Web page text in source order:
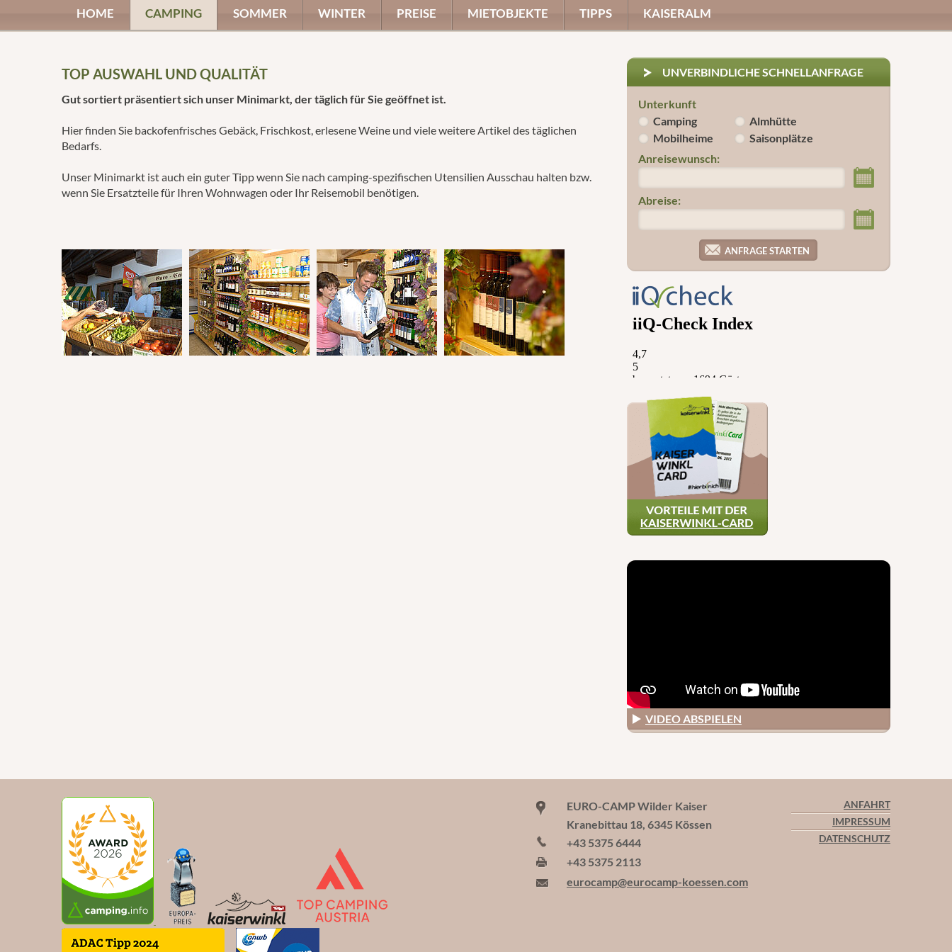
HOME CAMPING SOMMER WINTER PREISE MIETOBJEKTE TIPPS KAISERALM
TOP AUSWAHL UND QUALITÄT
Gut sortiert präsentiert sich unser Minimarkt, der täglich für Sie geöffnet ist.
Hier finden Sie backofenfrisches Gebäck, Frischkost, erlesene Weine und viele weitere Artikel des täglichen
Bedarfs.
Unser Minimarkt ist auch ein guter Tipp wenn Sie nach camping-spezifischen Utensilien Ausschau halten bzw.
wenn Sie Ersatzteile für Ihren Wohnwagen oder Ihr Reisemobil benötigen.
UNVERBINDLICHE SCHNELLANFRAGE
Unterkunft
Camping
Almhütte
Mobilheime
Saisonplätze
Anreisewunsch:
Abreise:
VIDEO ABSPIELEN
EURO-CAMP Wilder Kaiser
Kranebittau 18, 6345 Kössen
+43 5375 6444
+43 5375 2113
eurocamp@eurocamp-koessen.com
ANFAHRT
IMPRESSUM
DATENSCHUTZ